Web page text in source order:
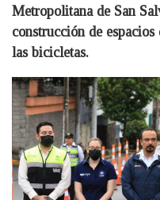
Metropolitana de San
construcción de
las bicicletas.